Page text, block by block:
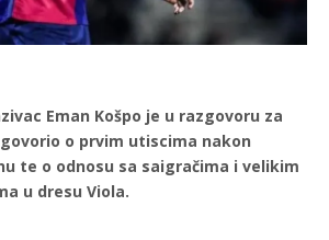
Eman Košpo je u razgovoru za
o prvim utiscima nakon
te o odnosu sa saigračima i velikim
u dresu Viola.